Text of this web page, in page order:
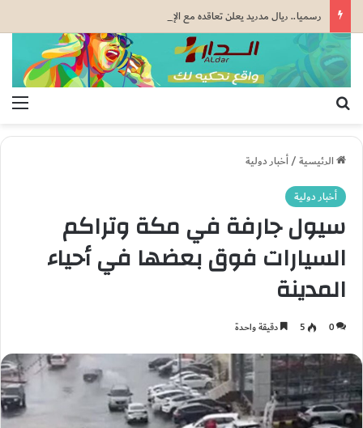
الرئيسية/أخبار دولية
أخبار دولية
سيول جارفة في مكة وتراكم
السيارات فوق بعضها في أحياء
المدينة
0
5 دقيقة واحدة